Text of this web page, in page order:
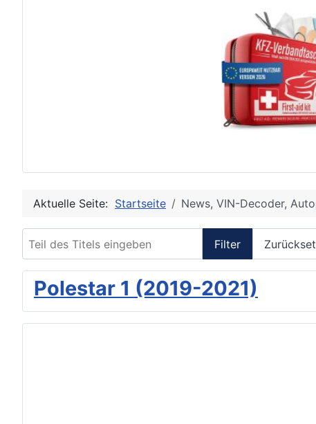
Aktuelle Seite: Startseite News, VIN-Decoder,
Filter
Polestar 1 (2019-2021)